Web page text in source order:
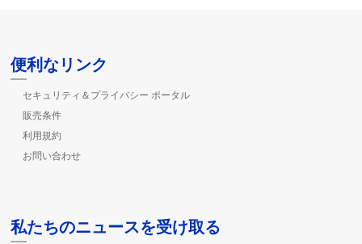
便利なリンク
セキュリティ＆プライバシー ポータル
販売条件
利用規約
お問い合わせ
私たちのニュースを受け取る